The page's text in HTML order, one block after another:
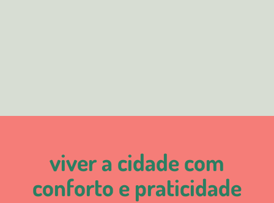
viver a cidade com
conforto e praticidade